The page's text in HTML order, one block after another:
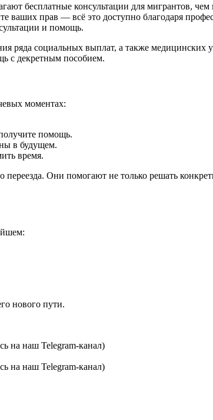
бесплатные консультации для мигрантов, чем
ваших прав — всё это доступно благодаря
и помощь.
ряда социальных выплат, а также медицинских
с декретным пособием.
моментах:
помощь.
в будущем.
время.
Они помогают не только решать
нового пути.
на наш Telegram-канал)
на наш Telegram-канал)